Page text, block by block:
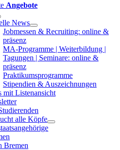
Angebote
News
Jobmessen & Recruiting: online &
präsenz
MA-Programme | Weiterbildung |
Tagungen | Seminare: online &
präsenz
Praktikumsprogramme
Stipendien & Auszeichnungen
mit Listenansicht
alle Köpfe
Bremen